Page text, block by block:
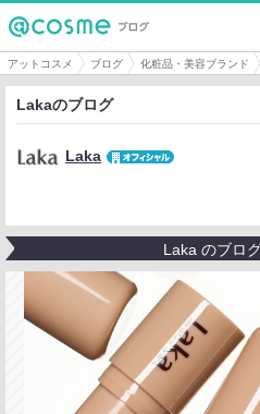
アットコスメ ブログ 化粧品・美容ブランド
Lakaのブログ
Laka
Laka のブロ